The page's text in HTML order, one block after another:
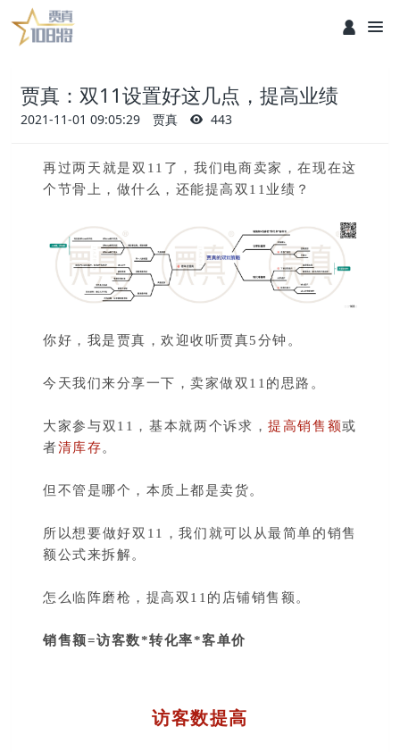
贾真：双11设置好这几点，提高业绩
2021-11-01 09:05:29 贾真 443
再过两天就是双11了，我们电商卖家，在现在这
个节骨上，做什么，还能提高双11业绩？
你好，我是贾真，欢迎收听贾真5分钟。
今天我们来分享一下，卖家做双11的思路。
大家参与双11，基本就两个诉求，提高销售额或
者清库存。
但不管是哪个，本质上都是卖货。
所以想要做好双11，我们就可以从最简单的销售
额公式来拆解。
怎么临阵磨枪，提高双11的店铺销售额。
销售额=访客数*转化率*客单价
访客数提高